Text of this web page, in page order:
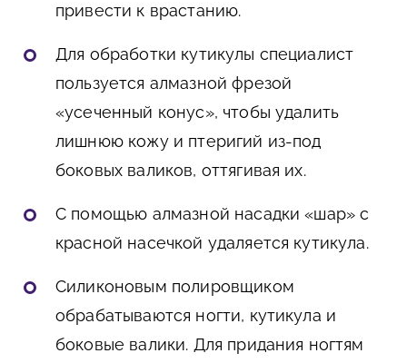
привести к врастанию.
Для обработки кутикулы специалист
пользуется алмазной фрезой
«усеченный конус», чтобы удалить
лишнюю кожу и птеригий из-под
боковых валиков, оттягивая их.
С помощью алмазной насадки «шар» с
красной насечкой удаляется кутикула.
Силиконовым полировщиком
обрабатываются ногти, кутикула и
боковые валики. Для придания ногтям